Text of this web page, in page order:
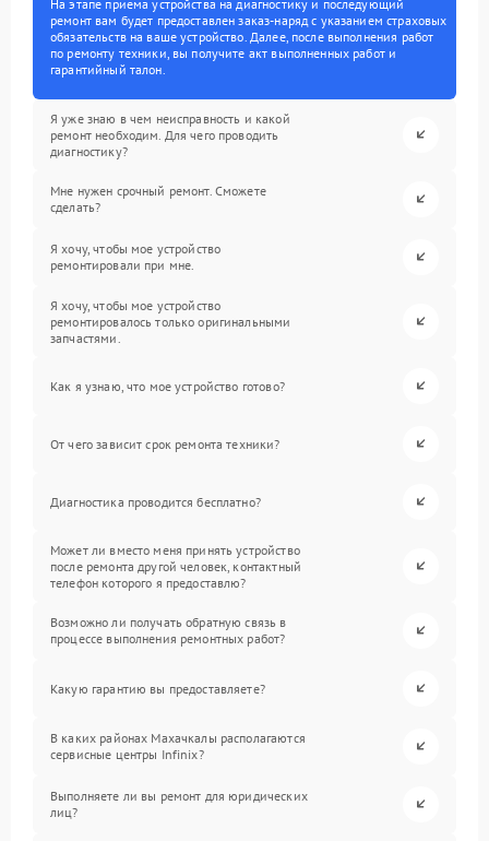
На этапе приема устройства на диагностику и последующий
ремонт вам будет предоставлен заказ-наряд с указанием страховых
обязательств на ваше устройство. Далее, после выполнения работ
по ремонту техники, вы получите акт выполненных работ и
гарантийный талон.
Я уже знаю в чем неисправность и какой
ремонт необходим. Для чего проводить
диагностику?
Мне нужен срочный ремонт. Сможете
сделать?
Я хочу, чтобы мое устройство
ремонтировали при мне.
Я хочу, чтобы мое устройство
ремонтировалось только оригинальными
запчастями.
Как я узнаю, что мое устройство готово?
От чего зависит срок ремонта техники?
Диагностика проводится бесплатно?
Может ли вместо меня принять устройство
после ремонта другой человек, контактный
телефон которого я предоставлю?
Возможно ли получать обратную связь в
процессе выполнения ремонтных работ?
Какую гарантию вы предоставляете?
В каких районах Махачкалы располагаются
сервисные центры Infinix?
Выполняете ли вы ремонт для юридических
лиц?